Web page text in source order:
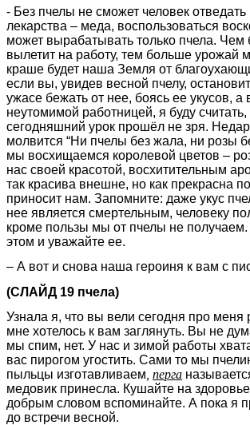
- Без пчелы не сможет человек
лекарства – меда, воспользоваться
может вырабатывать только пчела. Чем
вылетит на работу, тем больше урожай
краше будет наша Земля от
если вы, увидев весной пчелу,
ужасе бежать от нее, боясь ее укусов, а
неутомимой работницей, я буду
сегодняшний урок прошёл не зря.
молвится “Ни пчелы без жала, ни розы
мы восхищаемся королевой цветов –
нас своей красотой, восхитительным
так красива внешне, но как прекрасна
приносит нам. Запомните: даже укус
нее является смертельным, человеку
кроме пользы мы от пчелы не
этом и уважайте ее.
– А вот и снова наша героиня к вам с
(СЛАЙД 19 пчела)
Узнала я, что вы вели сегодня про меня
мне хотелось к вам заглянуть. Вы не
мы спим, нет. У нас и зимой работы
вас пирогом угостить. Сами то мы
пыльцы изготавливаем перга
медовик принесла. Кушайте на
добрым словом вспоминайте. А пока я
до встречи весной.